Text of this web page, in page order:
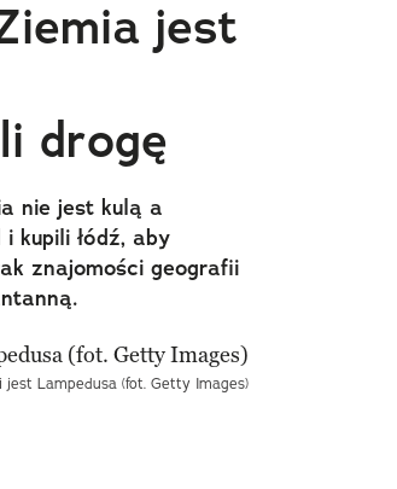
jest
drogę
nie jest kulą a
kupili łódź, aby
znajomości geografii
jest Lampedusa (fot. Getty Images)